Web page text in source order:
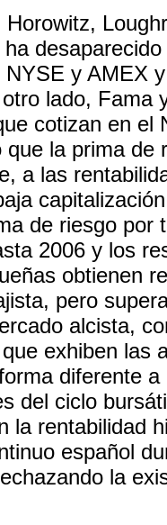
NYSE y AMEX
lado, Fama
cotizan en el
que la prima
a las
de riesgo por
2006 y los
obtienen
pero
alcista,
exhiben las
diferente
del ciclo
la rentabilidad
español
la